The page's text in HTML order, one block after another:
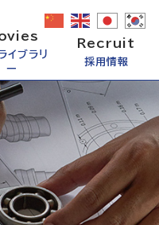
イブラリ
ー
Recruit
採用情報